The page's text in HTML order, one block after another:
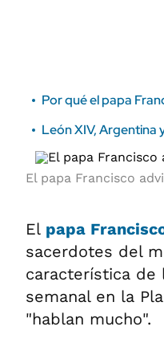
Por qué el papa
León XIV, Argentina
El papa Francisco
El papa
sacerdotes del
característica de
semanal en la
"hablan mucho".